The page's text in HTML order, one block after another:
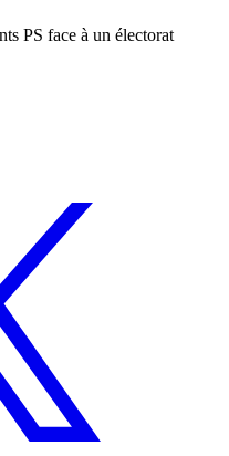
PS face à un électorat